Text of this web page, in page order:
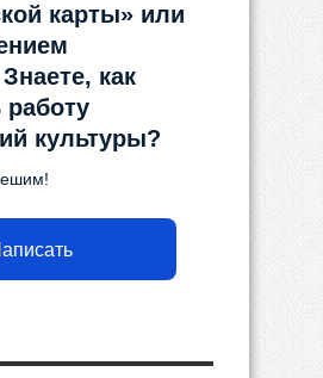
карты» или
как
культуры?